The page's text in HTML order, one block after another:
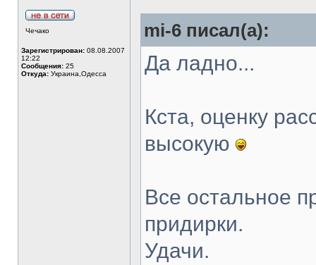
Чечако
Зарегистрирован: 08.08.2007
12:22
Сообщения: 25
Откуда: Украина,Одесса
mi-6 писал(а):
Да ладно...
Кста, оценку
высокую
Все остальное
придирки.
Удачи.